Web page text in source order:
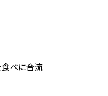
べに合流